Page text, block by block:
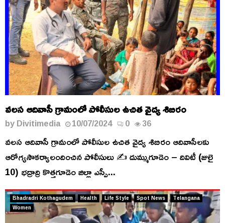
వలస ఆదివాసీ గ్రామంలో పోలీసుల ఉచిత వైద్య శిబిరం
byDivitimedia 10/07/2024 0 36
వలస ఆదివాసీ గ్రామంలో పోలీసుల ఉచిత వైద్య శిబిరం ఆదివాసీలకు
ఆరోగ్యసౌకర్యాలందించిన పోలీసులు ✍️ దుమ్ముగూడెం – దివిటీ (జులై
10) భద్రాద్రి కొత్తగూడెం జిల్లా ఎస్పీ...
Bhadradri Kothagudem Health Life Style Spot News
Telangana
Women